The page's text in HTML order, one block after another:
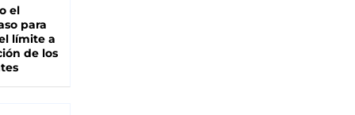
el
para
límite a
de los